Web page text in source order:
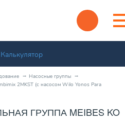
Калькулятор
Насосные группы
2MKST (с насосом Wilo Yonos Para
ГРУППА MEIBES